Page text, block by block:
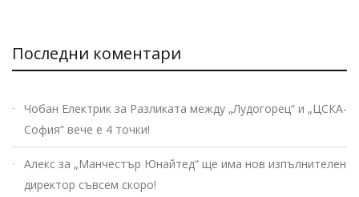
Последни коментари
Чобан Електрик за Разликата между „Лудогорец“ и „ЦСКА-
София“ вече е 4 точки!
Алекс за „Манчестър Юнайтед“ ще има нов изпълнителен
директор съвсем скоро!